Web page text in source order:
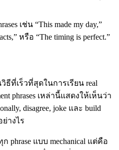
เช่น “This made my day,”
หรือ “The timing is perfect.”
วิธีที่เร็วที่สุดในการเรียน real
phrases เหล่านี้แสดงให้เห็นว่า
disagree, joke และ build
างไร
phrase แบบ mechanical แต่คือ